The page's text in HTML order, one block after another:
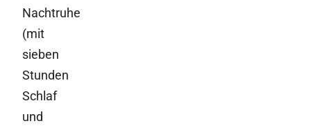
Nachtruhe
(mit
sieben
Stunden
Schlaf
und